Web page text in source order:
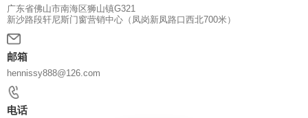
广东省佛山市南海区狮山镇G321
新沙路段轩尼斯门窗营销中心（凤岗新凤路口西北700米）
邮箱
hennissy888@126.com
电话